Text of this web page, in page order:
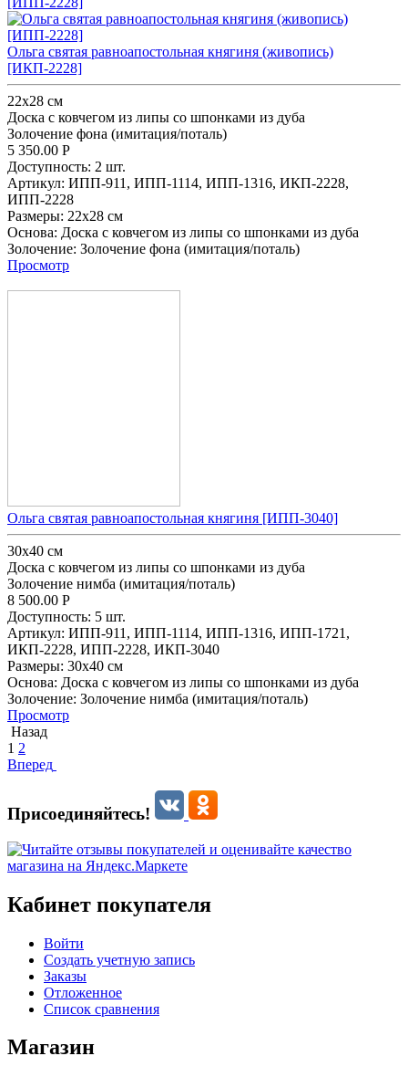
Ольга святая равноапостольная княгиня (живопись)
[ИКП-2228]
22х28 см
Доска с ковчегом из липы со шпонками из дуба
Золочение фона (имитация/поталь)
5 350.00 Р
Доступность: 2 шт.
Артикул: ИПП-911, ИПП-1114, ИПП-1316, ИКП-2228,
ИПП-2228
Размеры: 22х28 см
Основа: Доска с ковчегом из липы со шпонками из дуба
Золочение: Золочение фона (имитация/поталь)
Просмотр
Ольга святая равноапостольная княгиня [ИПП-3040]
30x40 см
Доска с ковчегом из липы со шпонками из дуба
Золочение нимба (имитация/поталь)
8 500.00 Р
Доступность: 5 шт.
Артикул: ИПП-911, ИПП-1114, ИПП-1316, ИПП-1721,
ИКП-2228, ИПП-2228, ИКП-3040
Размеры: 30x40 см
Основа: Доска с ковчегом из липы со шпонками из дуба
Золочение: Золочение нимба (имитация/поталь)
Просмотр
Назад
1 2
Вперед
Присоединяйтесь!
Кабинет покупателя
Войти
Создать учетную запись
Заказы
Отложенное
Список сравнения
Магазин